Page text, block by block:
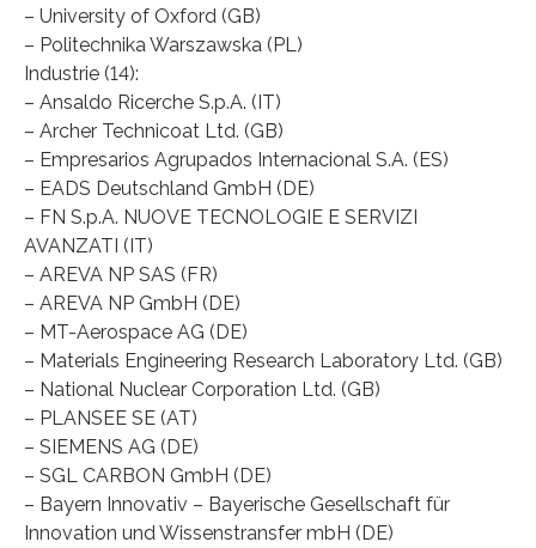
– University of Oxford (GB)
– Politechnika Warszawska (PL)
Industrie (14):
– Ansaldo Ricerche S.p.A. (IT)
– Archer Technicoat Ltd. (GB)
– Empresarios Agrupados Internacional S.A. (ES)
– EADS Deutschland GmbH (DE)
– FN S.p.A. NUOVE TECNOLOGIE E SERVIZI
AVANZATI (IT)
– AREVA NP SAS (FR)
– AREVA NP GmbH (DE)
– MT-Aerospace AG (DE)
– Materials Engineering Research Laboratory Ltd. (GB)
– National Nuclear Corporation Ltd. (GB)
– PLANSEE SE (AT)
– SIEMENS AG (DE)
– SGL CARBON GmbH (DE)
– Bayern Innovativ – Bayerische Gesellschaft für
Innovation und Wissenstransfer mbH (DE)